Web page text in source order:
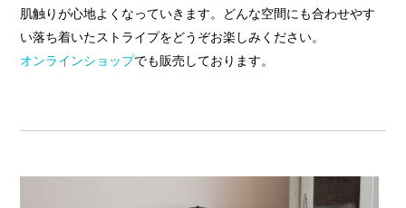
肌触りが心地よくなっていきます。どんな空間にも合わせやす
い落ち着いたストライプをどうぞお楽しみください。
オンラインショップでも販売しております。